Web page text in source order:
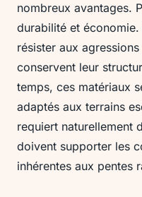
nombreux avantages.
durabilité et
résister aux
conservent leur
temps, ces matériaux
adaptés aux terrains
requiert naturellement
doivent supporter les
inhérentes aux pentes